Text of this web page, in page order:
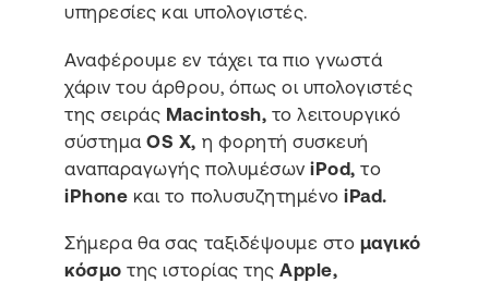
υπηρεσίες και υπολογιστές.
Αναφέρουμε εν τάχει τα πιο γνωστά
χάριν του άρθρου, όπως οι υπολογιστές
της σειράς Macintosh, το λειτουργικό
σύστημαOS X, η φορητή συσκευή
αναπαραγωγής πολυμέσωνiPod, το
iPhone και το πολυσυζητημένο iPad.
Σήμερα θα σας ταξιδέψουμε στο μαγικό
κόσμο της ιστορίας τηςApple,